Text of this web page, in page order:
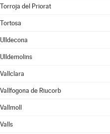
Torroja del Priorat
Tortosa
Ulldecona
Ulldemolins
Vallclara
Vallfogona de Riucorb
Vallmoll
Valls